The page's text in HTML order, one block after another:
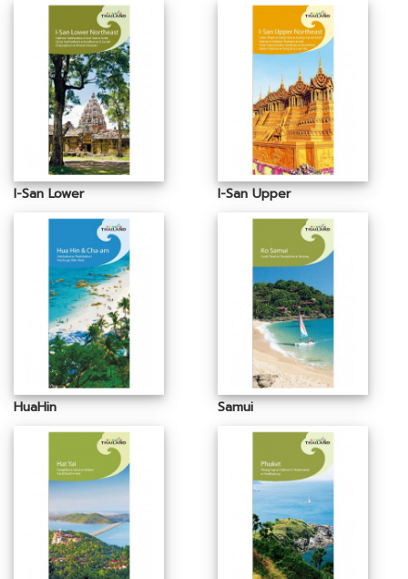
I-San Lower I-San Upper
HuaHin Samui